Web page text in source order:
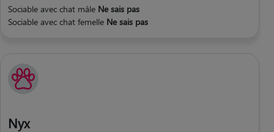
Sociable avec chat mâle Ne sais pas
Sociable avec chat femelle Ne sais pas
Nyx